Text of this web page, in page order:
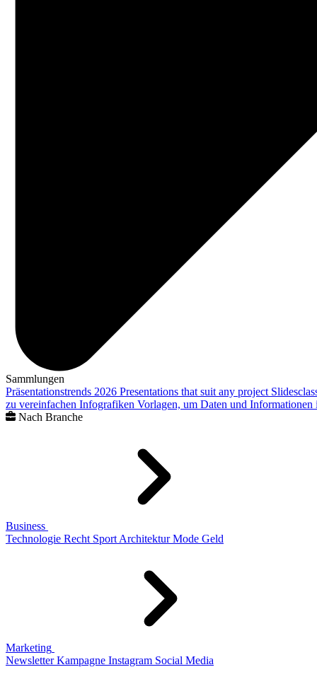
Sammlungen
Präsentationstrends 2026 Presentations that suit any project
zu vereinfachen Infografiken Vorlagen, um Daten und
Nach Branche
Business
Technologie Recht Sport Architektur Mode Geld
Marketing
Newsletter Kampagne Instagram Social Media